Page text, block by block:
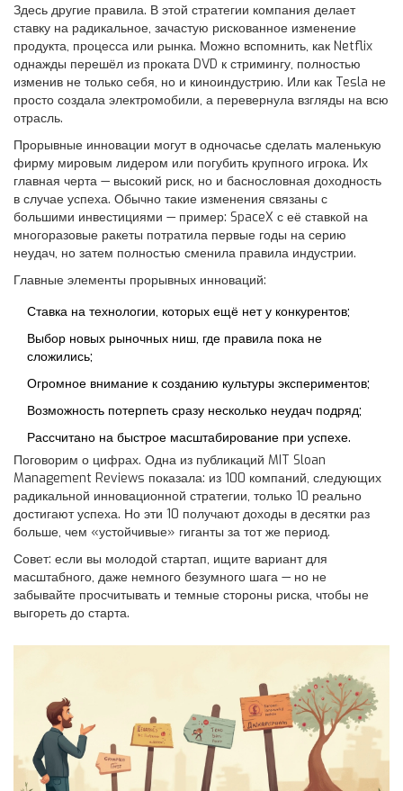
Здесь другие правила. В этой стратегии компания делает
ставку на радикальное, зачастую рискованное изменение
продукта, процесса или рынка. Можно вспомнить, как Netflix
однажды перешёл из проката DVD к стримингу, полностью
изменив не только себя, но и киноиндустрию. Или как Tesla не
просто создала электромобили, а перевернула взгляды на всю
отрасль.
Прорывные инновации могут в одночасье сделать маленькую
фирму мировым лидером или погубить крупного игрока. Их
главная черта — высокий риск, но и баснословная доходность
в случае успеха. Обычно такие изменения связаны с
большими инвестициями — пример: SpaceX с её ставкой на
многоразовые ракеты потратила первые годы на серию
неудач, но затем полностью сменила правила индустрии.
Главные элементы прорывных инноваций:
Ставка на технологии, которых ещё нет у конкурентов;
Выбор новых рыночных ниш, где правила пока не
сложились;
Огромное внимание к созданию культуры экспериментов;
Возможность потерпеть сразу несколько неудач подряд;
Рассчитано на быстрое масштабирование при успехе.
Поговорим о цифрах. Одна из публикаций MIT Sloan
Management Reviews показала: из 100 компаний, следующих
радикальной инновационной стратегии, только 10 реально
достигают успеха. Но эти 10 получают доходы в десятки раз
больше, чем «устойчивые» гиганты за тот же период.
Совет: если вы молодой стартап, ищите вариант для
масштабного, даже немного безумного шага — но не
забывайте просчитывать и темные стороны риска, чтобы не
выгореть до старта.